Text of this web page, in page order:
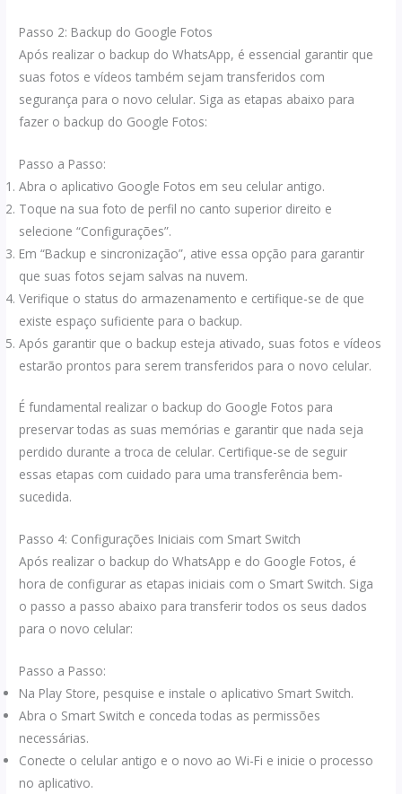
Passo 2: Backup do Google Fotos
Após realizar o backup do WhatsApp, é essencial garantir que
suas fotos e vídeos também sejam transferidos com
segurança para o novo celular. Siga as etapas abaixo para
fazer o backup do Google Fotos:
Passo a Passo:
Abra o aplicativo Google Fotos em seu celular antigo.
Toque na sua foto de perfil no canto superior direito e
selecione “Configurações”.
Em “Backup e sincronização”, ative essa opção para garantir
que suas fotos sejam salvas na nuvem.
Verifique o status do armazenamento e certifique-se de que
existe espaço suficiente para o backup.
Após garantir que o backup esteja ativado, suas fotos e vídeos
estarão prontos para serem transferidos para o novo celular.
É fundamental realizar o backup do Google Fotos para
preservar todas as suas memórias e garantir que nada seja
perdido durante a troca de celular. Certifique-se de seguir
essas etapas com cuidado para uma transferência bem-
sucedida.
Passo 4: Configurações Iniciais com Smart Switch
Após realizar o backup do WhatsApp e do Google Fotos, é
hora de configurar as etapas iniciais com o Smart Switch. Siga
o passo a passo abaixo para transferir todos os seus dados
para o novo celular:
Passo a Passo:
Na Play Store, pesquise e instale o aplicativo Smart Switch.
Abra o Smart Switch e conceda todas as permissões
necessárias.
Conecte o celular antigo e o novo ao Wi-Fi e inicie o processo
no aplicativo.